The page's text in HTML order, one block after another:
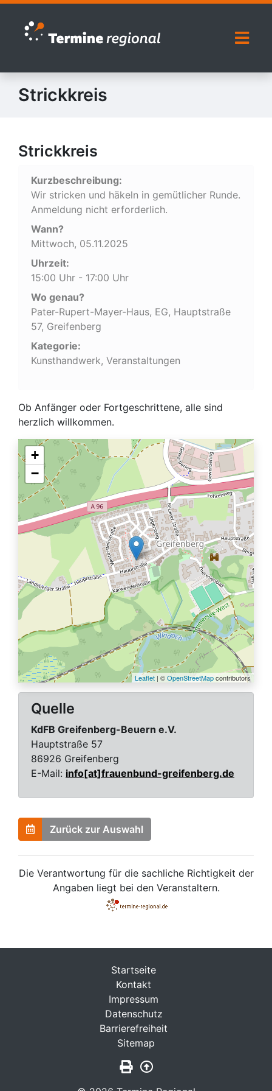
Zur Navigation springen
Zum Inhalt springen
Strickkreis
Strickkreis
Kurzbeschreibung:
Wir stricken und häkeln in gemütlicher Runde.
Anmeldung nicht erforderlich.
Wann?
Mittwoch, 05.11.2025
Uhrzeit:
15:00 Uhr - 17:00 Uhr
Wo genau?
Pater-Rupert-Mayer-Haus, EG, Hauptstraße
57, Greifenberg
Kategorie:
Kunsthandwerk, Veranstaltungen
Ob Anfänger oder Fortgeschrittene, alle sind
herzlich willkommen.
+
−
Leaflet | ©OpenStreetMapcontributors
Quelle
KdFB Greifenberg-Beuern e.V.
Hauptstraße 57
86926 Greifenberg
E-Mail: info[at]frauenbund-greifenberg.de
Zurück zur Auswahl
Die Verantwortung für die sachliche Richtigkeit der
Angaben liegt bei den Veranstaltern.
Startseite
Kontakt
Impressum
Datenschutz
Barrierefreiheit
Sitemap
Seite drucken
Zurück nach oben